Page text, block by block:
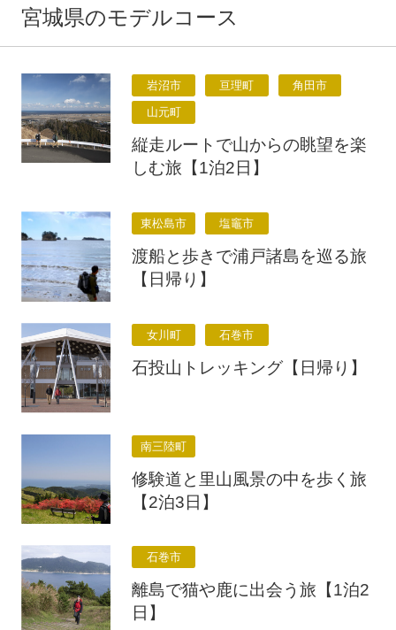
宮城県のモデルコース
岩沼市 亘理町 角田市
山元町
縦走ルートで山からの眺望を楽
しむ旅【1泊2日】
東松島市 塩竈市
渡船と歩きで浦戸諸島を巡る旅
【日帰り】
女川町 石巻市
石投山トレッキング【日帰り】
南三陸町
修験道と里山風景の中を歩く旅
【2泊3日】
石巻市
離島で猫や鹿に出会う旅【1泊2
日】